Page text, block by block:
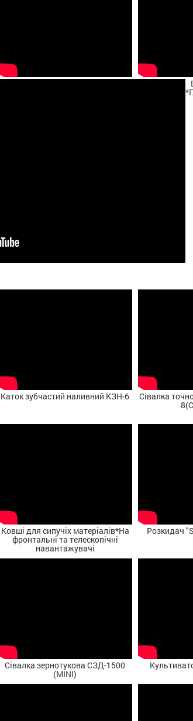
Каток зубчастий наливний КЗН-6 Сівалка
Ковші для сипучіх матеріалів*На
фронтальні та телескопічні
навантажувачі
Розкидач
Сівалка зернотукова СЗД-1500
(MINI)